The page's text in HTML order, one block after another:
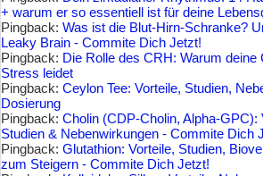
+ warum er so essentiell ist für deine
Pingback: Was ist die Blut-Hirn-Schranke?
Leaky Brain - Commite Dich Jetzt!
Pingback: Die Rolle des CRH: Warum deine
Stress leidet
Pingback: Ceylon Tee: Vorteile, Studien,
Dosierung
Pingback: Cholin (CDP-Cholin, Alpha-GPC):
Studien & Nebenwirkungen - Commite Dich
Pingback: Glutathion: Vorteile, Studien,
zum Steigern - Commite Dich Jetzt!